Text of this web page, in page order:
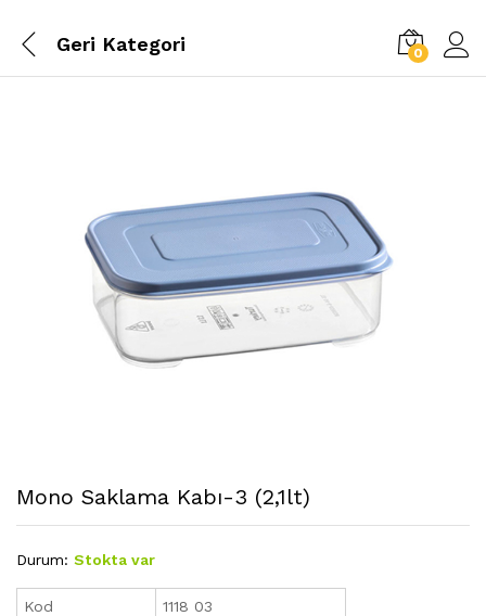
Geri Kategori 0
Mono Saklama Kabı-3 (2,1lt)
Durum: Stokta var
Kod 1118 03